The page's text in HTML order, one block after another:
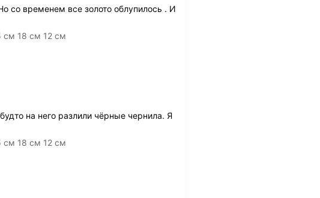
со временем все золото облупилось . И
см 18 см 12 см
на него разлили чёрные чернила. Я
см 18 см 12 см